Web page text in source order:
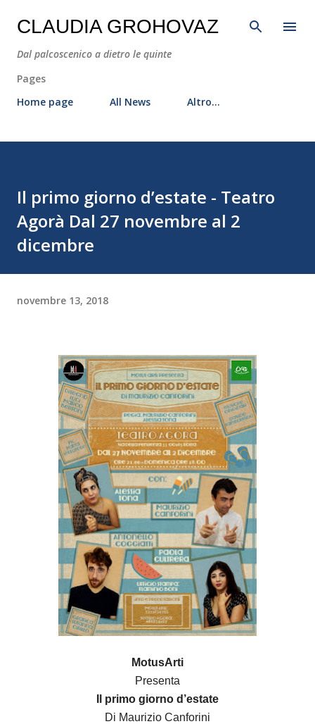
Passa ai contenuti principali
CLAUDIA GROHOVAZ
Dal palcoscenico a dietro le quinte
Pages
Home page
All News Altro…
Il primo giorno d’estate - Teatro
Agorà Dal 27 novembre al 2
dicembre
novembre 13, 2018
MotusArti
Presenta
Il primo giorno d’estate
Di Maurizio Canforini